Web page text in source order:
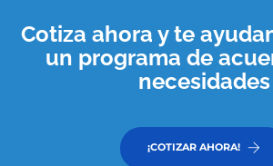
Cotiza ahora y te
un programa de
necesidades
¡COTIZAR AHORA!